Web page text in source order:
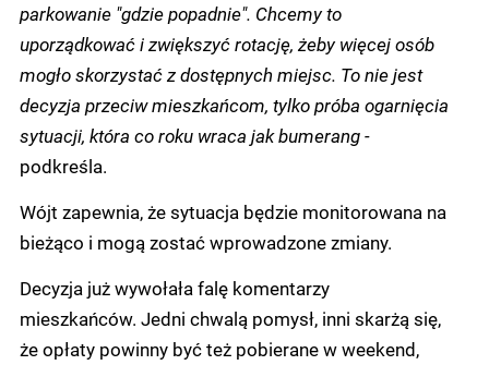
parkowanie "gdzie popadnie". Chcemy to
uporządkować i zwiększyć rotację, żeby więcej osób
mogło skorzystać z dostępnych miejsc. To nie jest
decyzja przeciw mieszkańcom, tylko próba ogarnięcia
sytuacji, która co roku wraca jak bumerang -
podkreśla.
Wójt zapewnia, że sytuacja będzie monitorowana na
bieżąco i mogą zostać wprowadzone zmiany.
Decyzja już wywołała falę komentarzy
mieszkańców. Jedni chwalą pomysł, inni skarżą się,
że opłaty powinny być też pobierane w weekend,